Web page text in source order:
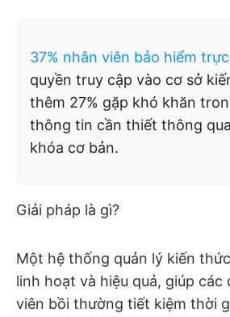
37% nhân viên bảo hiểm
quyền truy cập vào cơ sở
thêm 27% gặp khó khăn
thông tin cần thiết thông
khóa cơ bản.
Giải pháp là gì?
Một hệ thống quản lý kiến
linh hoạt và hiệu quả, giúp các
viên bồi thường tiết kiệm thời